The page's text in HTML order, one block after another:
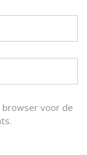
browser voor de